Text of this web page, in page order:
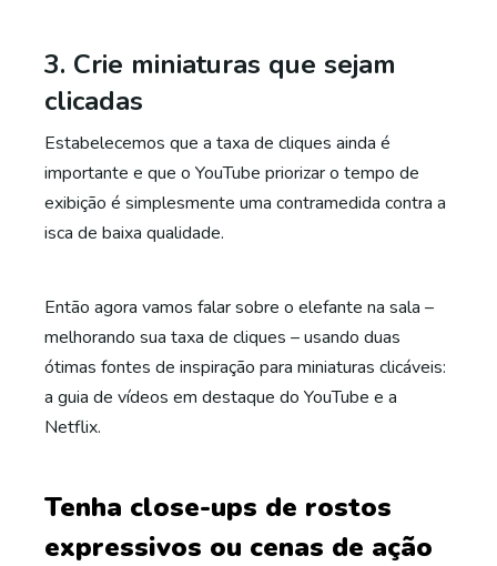
3. Crie miniaturas que sejam
clicadas
Estabelecemos que a taxa de cliques ainda é
importante e que o YouTube priorizar o tempo de
exibição é simplesmente uma contramedida contra a
isca de baixa qualidade.
Então agora vamos falar sobre o elefante na sala –
melhorando sua taxa de cliques – usando duas
ótimas fontes de inspiração para miniaturas clicáveis:
a guia de vídeos em destaque do YouTube e a
Netflix.
Tenha close-ups de rostos
expressivos ou cenas de ação